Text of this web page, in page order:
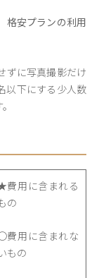
格安プランの利用
ずに写真撮影だけ
以下にする少人数
費用に含まれる
の
費用に含まれな
もの